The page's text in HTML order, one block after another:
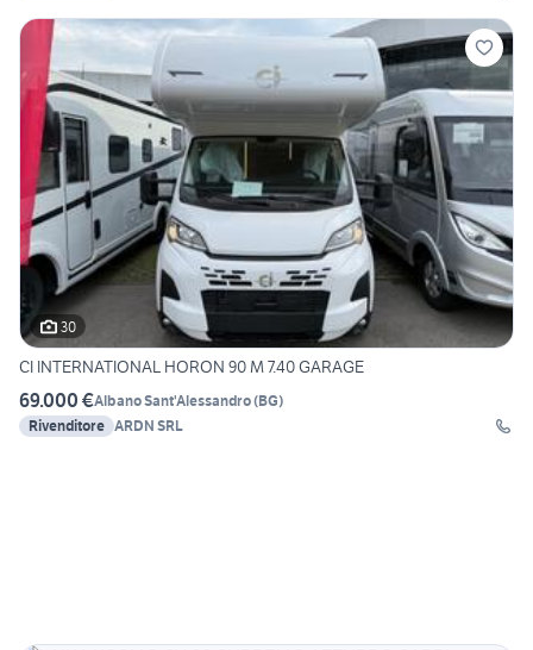
30
CI INTERNATIONAL HORON 90 M 7.40 GARAGE
69.000 €Albano Sant'Alessandro(BG)
Rivenditore ARDN SRL